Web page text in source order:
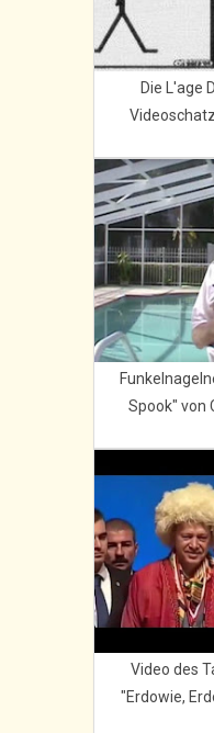
Die L'age
Spook" von
Video des
"Erdowie,